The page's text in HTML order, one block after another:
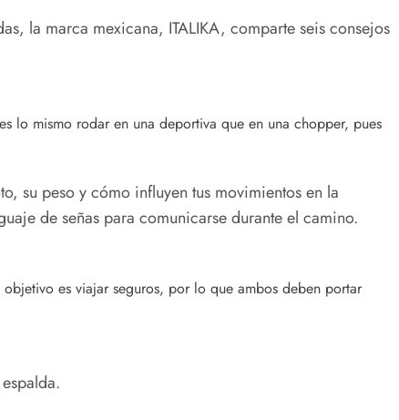
la marca mexicana, ITALIKA, comparte seis consejos
lo mismo rodar en una deportiva que en una chopper, pues
su peso y cómo influyen tus movimientos en la
de señas para comunicarse durante el camino.
es viajar seguros, por lo que ambos deben portar